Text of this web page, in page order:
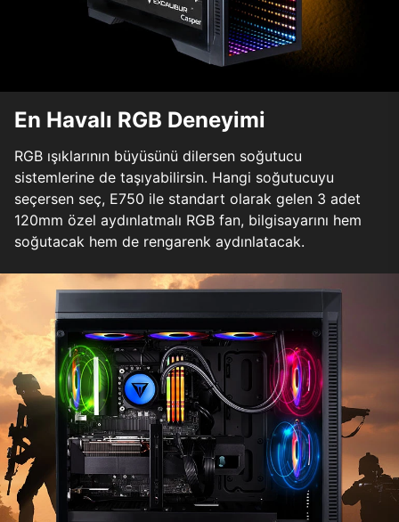
En Havalı RGB Deneyimi
RGB ışıklarının büyüsünü dilersen soğutucu
sistemlerine de taşıyabilirsin. Hangi soğutucuyu
seçersen seç, E750 ile standart olarak gelen 3 adet
120mm özel aydınlatmalı RGB fan, bilgisayarını hem
soğutacak hem de rengarenk aydınlatacak.